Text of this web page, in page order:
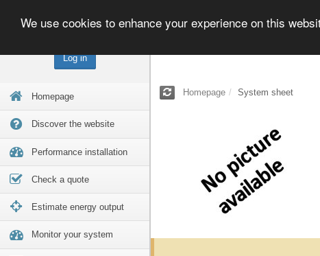
Log in
Homepage
Discover the website
Performance installation
Check a quote
Estimate energy output
Monitor your system
We use cookies to enhance your experience on this
Homepage System sheet